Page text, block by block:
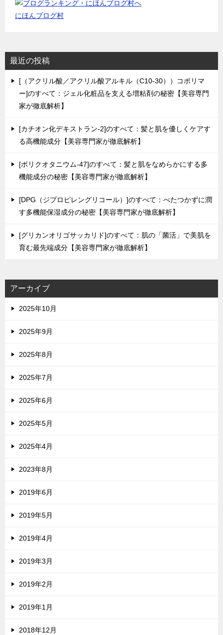
にほんブログ村
最近の投稿
[（アクリル酸／アクリル酸アルキル（C10-30））コポリマ
ー]のすべて：ジェル化粧品を支える増粘剤の秘密【美容専門
家が徹底解析】
[カチオン化デキストラン-2]のすべて：髪と肌を優しくケアす
る高機能成分【美容専門家が徹底解析】
[ポリクオタニウム-47]のすべて：髪と肌をなめらかにする多
機能成分の秘密【美容専門家が徹底解析】
[DPG（ジプロピレングリコール）]のすべて：べたつかずに潤
す多機能保湿成分の秘密【美容専門家が徹底解析】
[グリカンオリゴサッカリド]のすべて：肌の「菌活」で美肌を
育む最先端成分【美容専門家が徹底解析】
アーカイブ
2025年10月
2025年9月
2025年8月
2025年7月
2025年6月
2025年5月
2025年4月
2023年8月
2019年6月
2019年5月
2019年4月
2019年3月
2019年2月
2019年1月
2018年12月